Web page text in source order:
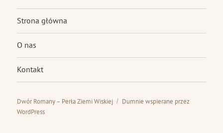
Strona główna
O nas
Kontakt
Dwór Romany – Perła Ziemi Wiskiej
Dumnie wspierane przez
WordPress